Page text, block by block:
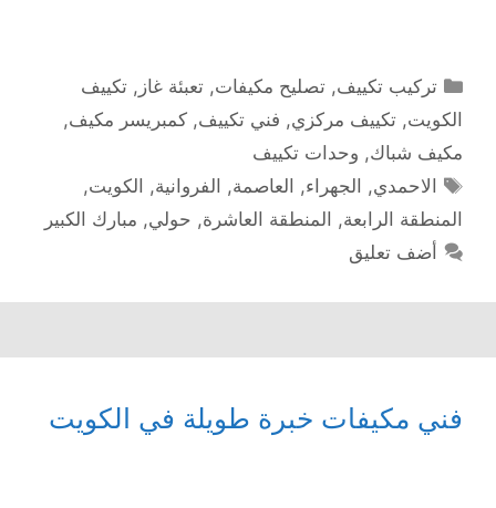
التصنيفات
تركيب تكييف,تصليح مكيفات,تعبئة غاز ,تكييف
الكويت, تكييف مركزي, فني تكييف, كمبريسر مكيف,
مكيف شباك, وحدات تكييف
الوسوم
الاحمدي, الجهراء, العاصمة, الفروانية, الكويت,
المنطقة الرابعة, المنطقة العاشرة, حولي, مبارك الكبير
أضف تعليق
فني مكيفات خبرة طويلة في الكويت